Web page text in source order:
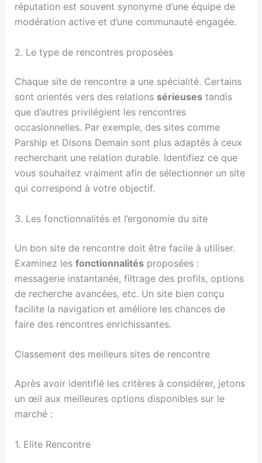
réputation est souvent synonyme d’une équipe de
modération active et d’une communauté engagée.
2. Le type de rencontres proposées
Chaque site de rencontre a une spécialité. Certains
sont orientés vers des relations sérieusestandis
que d’autres privilégient les rencontres
occasionnelles. Par exemple, des sites comme
Parship et Disons Demain sont plus adaptés à ceux
recherchant une relation durable. Identifiez ce que
vous souhaitez vraiment afin de sélectionner un site
qui correspond à votre objectif.
3. Les fonctionnalités et l’ergonomie du site
Un bon site de rencontre doit être facile à utiliser.
Examinez les fonctionnalitésproposées :
messagerie instantanée, filtrage des profils, options
de recherche avancées, etc. Un site bien conçu
facilite la navigation et améliore les chances de
faire des rencontres enrichissantes.
Classement des meilleurs sites de rencontre
Après avoir identifié les critères à considérer, jetons
un œil aux meilleures options disponibles sur le
marché :
1. Elite Rencontre